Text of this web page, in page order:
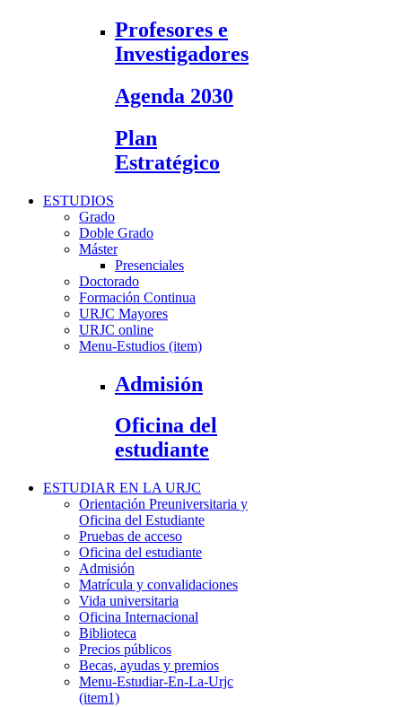
Profesores e
Investigadores
Agenda 2030
Plan
Estratégico
ESTUDIOS
Grado
Doble Grado
Máster
Presenciales
Doctorado
Formación Continua
URJC Mayores
URJC online
Menu-Estudios (item)
Admisión
Oficina del
estudiante
ESTUDIAR EN LA URJC
Orientación Preuniversitaria y
Oficina del Estudiante
Pruebas de acceso
Oficina del estudiante
Admisión
Matrícula y convalidaciones
Vida universitaria
Oficina Internacional
Biblioteca
Precios públicos
Becas, ayudas y premios
Menu-Estudiar-En-La-Urjc
(item1)